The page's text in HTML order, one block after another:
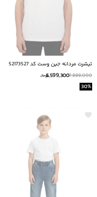
تيشرت مردانه جين وست كد 52173527
7,999,000
5,599,300تومانــ
30%